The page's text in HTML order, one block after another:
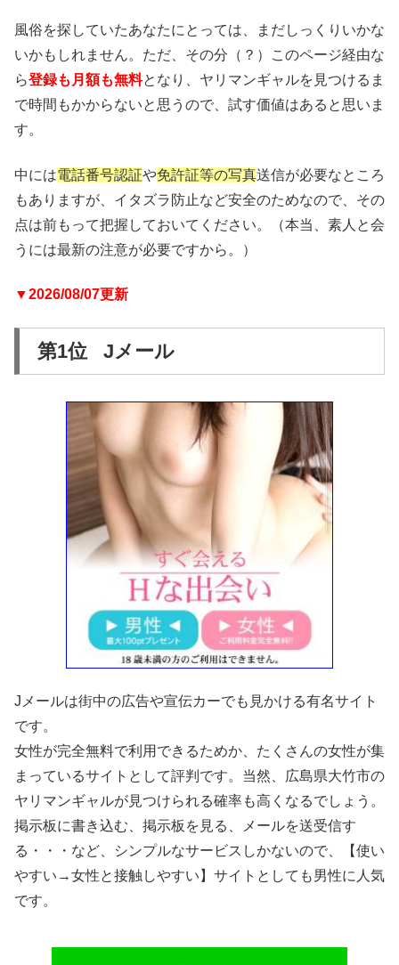
風俗を探していたあなたにとっては、まだしっくりいかな
いかもしれません。ただ、その分（？）このページ経由な
ら登録も月額も無料となり、ヤリマンギャルを見つけるま
で時間もかからないと思うので、試す価値はあると思いま
す。
中には電話番号認証や免許証等の写真送信が必要なところ
もありますが、イタズラ防止など安全のためなので、その
点は前もって把握しておいてください。（本当、素人と会
うには最新の注意が必要ですから。）
▼2026/08/07更新
第1位 Jメール
Jメールは街中の広告や宣伝カーでも見かける有名サイト
です。
女性が完全無料で利用できるためか、たくさんの女性が集
まっているサイトとして評判です。当然、広島県大竹市の
ヤリマンギャルが見つけられる確率も高くなるでしょう。
掲示板に書き込む、掲示板を見る、メールを送受信す
る・・・など、シンプルなサービスしかないので、【使い
やすい→女性と接触しやすい】サイトとしても男性に人気
です。